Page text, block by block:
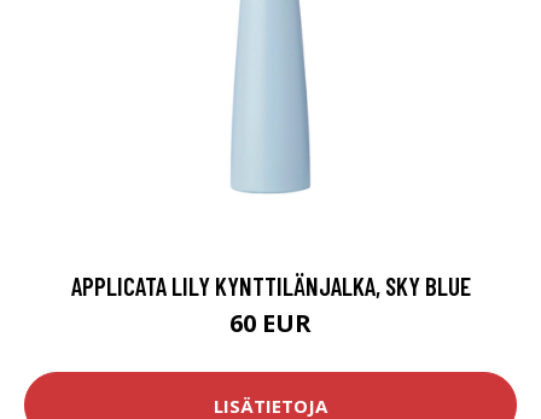
APPLICATA LILY KYNTTILÄNJALKA, SKY BLUE
60 EUR
LISÄTIETOJA